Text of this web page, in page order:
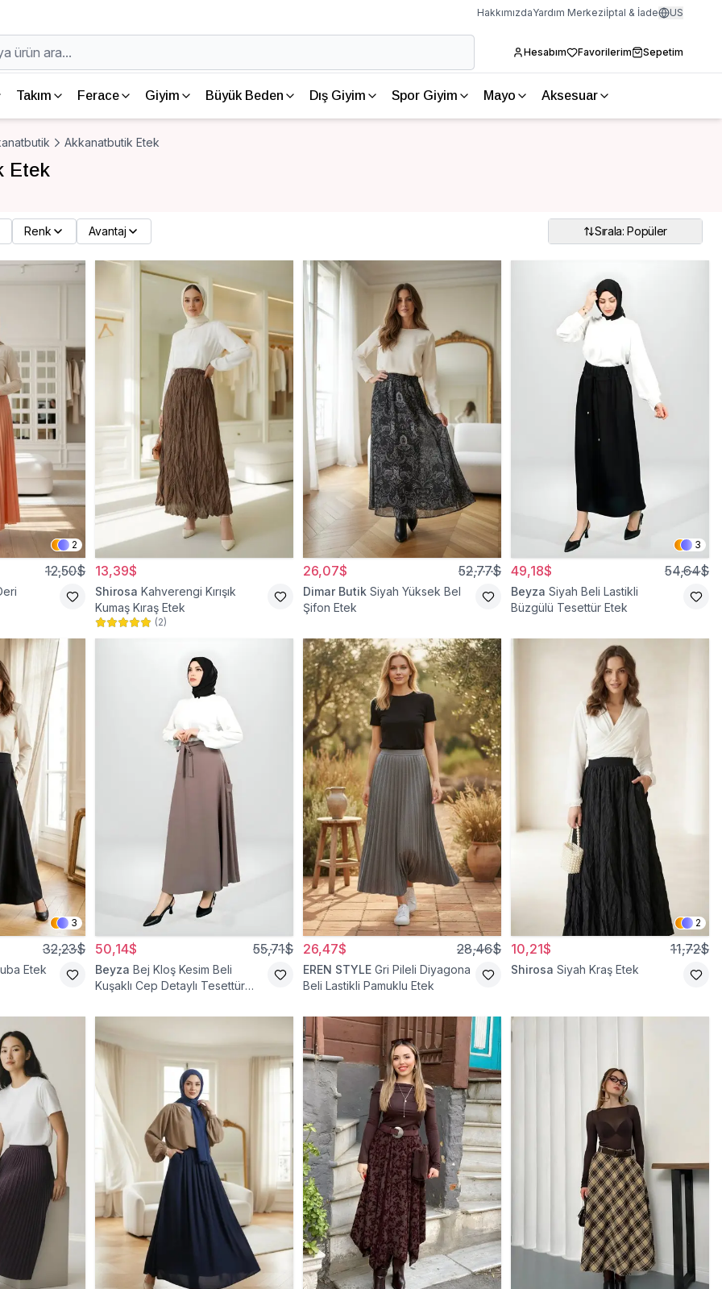
HakkımızdaYardım Merkeziİptal & İade US
Hesabım Favorilerim Sepetim
Takım Ferace Giyim Büyük Beden Dış Giyim Spor Giyim Mayo Aksesuar
Akkanatbutik Etek
Etek
Renk Avantaj Sırala: Popüler
2
12,50$ 13,39$
Shirosa Kahverengi Kırışık
Kumaş Kıraş Etek
(2)
26,07$ 52,77$
Dimar Butik Siyah Yüksek Bel
Şifon Etek
3
49,18$ 54,64$
Beyza Siyah Beli Lastikli
Büzgülü Tesettür Etek
3
32,23$
Etek
50,14$ 55,71$
Beyza Bej Kloş Kesim Beli
Kuşaklı Cep Detaylı Tesettür
26,47$ 28,46$
EREN STYLE Gri Pileli Diyagona
Beli Lastikli Pamuklu Etek
2
10,21$ 11,72$
Shirosa Siyah Kraş Etek